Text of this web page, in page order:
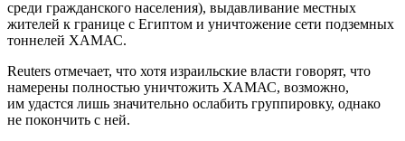
среди гражданского населения), выдавливание местных
жителей к границе с Египтом и уничтожение сети подземных
тоннелей ХАМАС.
Reuters отмечает, что хотя израильские власти говорят, что
намерены полностью уничтожить ХАМАС, возможно,
им удастся лишь значительно ослабить группировку, однако
не покончить с ней.